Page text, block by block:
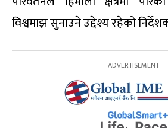
विश्वमाझ सुनाउने उद्देश्य रहेको